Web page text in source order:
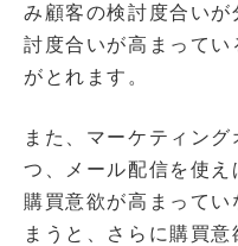
み顧客の検討度合い
討度合いが高まってい
がとれます。
また、マーケティン
つ、メール配信を使え
購買意欲が高まって
まうと、さらに購買